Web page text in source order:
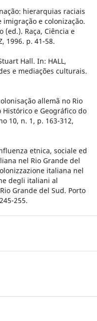
hierarquias raciais
e colonização.
(ed.). Raça, Ciência e
1996. p. 41-58.
Hall. In: HALL,
e mediações culturais.
allemã no Rio
e Geográfico do
10, n. 1, p. 163-312,
etnica, sociale ed
nel Rio Grande del
italiana nel
degli italiani al
Grande del Sud. Porto
255.